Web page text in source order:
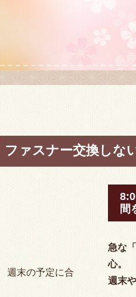
ァスナー交換しな
週末の予定に合
間
急な
心。
週末